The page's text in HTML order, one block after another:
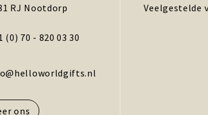
RJ Nootdorp
(0) 70 - 820 03 30
ons
Veelgestelde